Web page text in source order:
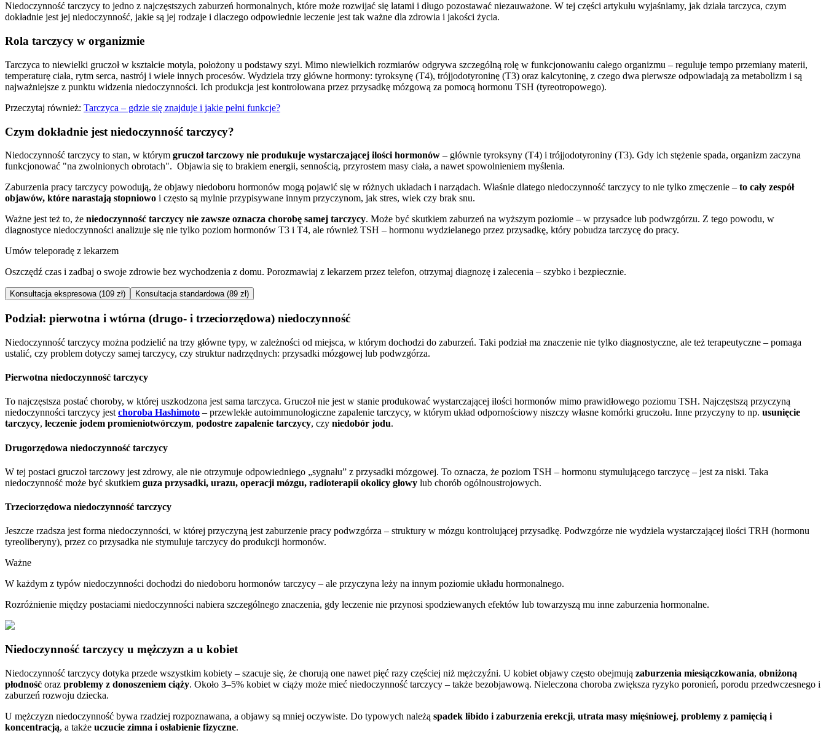
Niedoczynność tarczycy to jedno z najczęstszych zaburzeń hormonalnych, które może rozwijać się latami i długo pozostawać niezauważone. W tej części artykułu wyjaśniamy, jak działa tarczyca, czym
dokładnie jest jej niedoczynność, jakie są jej rodzaje i dlaczego odpowiednie leczenie jest tak ważne dla zdrowia i jakości życia.
Rola tarczycy w organizmie
Tarczyca to niewielki gruczoł w kształcie motyla, położony u podstawy szyi. Mimo niewielkich rozmiarów odgrywa szczególną rolę w funkcjonowaniu całego organizmu – reguluje tempo przemiany materii,
temperaturę ciała, rytm serca, nastrój i wiele innych procesów. Wydziela trzy główne hormony: tyroksynę (T4), trójjodotyroninę (T3) oraz kalcytoninę, z czego dwa pierwsze odpowiadają za metabolizm i są
najważniejsze z punktu widzenia niedoczynności. Ich produkcja jest kontrolowana przez przysadkę mózgową za pomocą hormonu TSH (tyreotropowego).
Przeczytaj również: Tarczyca – gdzie się znajduje i jakie pełni funkcje?
Czym dokładnie jest niedoczynność tarczycy?
Niedoczynność tarczycy to stan, w którym gruczoł tarczowy nie produkuje wystarczającej ilości hormonów – głównie tyroksyny (T4) i trójjodotyroniny (T3). Gdy ich stężenie spada, organizm zaczyna
funkcjonować "na zwolnionych obrotach". Objawia się to brakiem energii, sennością, przyrostem masy ciała, a nawet spowolnieniem myślenia.
Zaburzenia pracy tarczycy powodują, że objawy niedoboru hormonów mogą pojawić się w różnych układach i narządach. Właśnie dlatego niedoczynność tarczycy to nie tylko zmęczenie – to cały zespół
objawów, które narastają stopniowo i często są mylnie przypisywane innym przyczynom, jak stres, wiek czy brak snu.
Ważne jest też to, że niedoczynność tarczycy nie zawsze oznacza chorobę samej tarczycy. Może być skutkiem zaburzeń na wyższym poziomie – w przysadce lub podwzgórzu. Z tego powodu, w
diagnostyce niedoczynności analizuje się nie tylko poziom hormonów T3 i T4, ale również TSH – hormonu wydzielanego przez przysadkę, który pobudza tarczycę do pracy.
Umów teleporadę z lekarzem
Oszczędź czas i zadbaj o swoje zdrowie bez wychodzenia z domu. Porozmawiaj z lekarzem przez telefon, otrzymaj diagnozę i zalecenia – szybko i bezpiecznie.
Konsultacja ekspresowa (109 zł) Konsultacja standardowa (89 zł)
Podział: pierwotna i wtórna (drugo- i trzeciorzędowa) niedoczynność
Niedoczynność tarczycy można podzielić na trzy główne typy, w zależności od miejsca, w którym dochodzi do zaburzeń. Taki podział ma znaczenie nie tylko diagnostyczne, ale też terapeutyczne – pomaga
ustalić, czy problem dotyczy samej tarczycy, czy struktur nadrzędnych: przysadki mózgowej lub podwzgórza.
Pierwotna niedoczynność tarczycy
To najczęstsza postać choroby, w której uszkodzona jest sama tarczyca. Gruczoł nie jest w stanie produkować wystarczającej ilości hormonów mimo prawidłowego poziomu TSH. Najczęstszą przyczyną
niedoczynności tarczycy jest choroba Hashimoto – przewlekłe autoimmunologiczne zapalenie tarczycy, w którym układ odpornościowy niszczy własne komórki gruczołu. Inne przyczyny to np. usunięcie
tarczycy, leczenie jodem promieniotwórczym, podostre zapalenie tarczycy, czy niedobór jodu.
Drugorzędowa niedoczynność tarczycy
W tej postaci gruczoł tarczowy jest zdrowy, ale nie otrzymuje odpowiedniego „sygnału” z przysadki mózgowej. To oznacza, że poziom TSH – hormonu stymulującego tarczycę – jest za niski. Taka
niedoczynność może być skutkiem guza przysadki, urazu, operacji mózgu, radioterapii okolicy głowy lub chorób ogólnoustrojowych.
Trzeciorzędowa niedoczynność tarczycy
Jeszcze rzadsza jest forma niedoczynności, w której przyczyną jest zaburzenie pracy podwzgórza – struktury w mózgu kontrolującej przysadkę. Podwzgórze nie wydziela wystarczającej ilości TRH (hormonu
tyreoliberyny), przez co przysadka nie stymuluje tarczycy do produkcji hormonów.
Ważne
W każdym z typów niedoczynności dochodzi do niedoboru hormonów tarczycy – ale przyczyna leży na innym poziomie układu hormonalnego.
Rozróżnienie między postaciami niedoczynności nabiera szczególnego znaczenia, gdy leczenie nie przynosi spodziewanych efektów lub towarzyszą mu inne zaburzenia hormonalne.
Niedoczynność tarczycy u mężczyzn a u kobiet
Niedoczynność tarczycy dotyka przede wszystkim kobiety – szacuje się, że chorują one nawet pięć razy częściej niż mężczyźni. U kobiet objawy często obejmują zaburzenia miesiączkowania, obniżoną
płodność oraz problemy z donoszeniem ciąży. Około 3–5% kobiet w ciąży może mieć niedoczynność tarczycy – także bezobjawową. Nieleczona choroba zwiększa ryzyko poronień, porodu przedwczesnego i
zaburzeń rozwoju dziecka.
U mężczyzn niedoczynność bywa rzadziej rozpoznawana, a objawy są mniej oczywiste. Do typowych należą spadek libido i zaburzenia erekcji, utrata masy mięśniowej, problemy z pamięcią i
koncentracją, a także uczucie zimna i osłabienie fizyczne.